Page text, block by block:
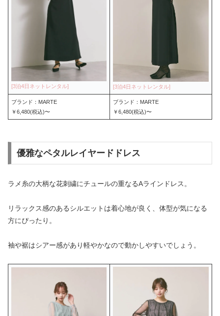
ブランド：MARTE
￥6,480(税込)〜
ブランド：MARTE
￥6,480(税込)〜
優雅なペタルレイヤードドレス
ラメ糸の大柄な花刺繍にチュールの重なるAラインドレス。
リラックス感のあるシルエットは着心地が良く、体型が気になる
方にぴったり。
袖や裾はシアー感があり軽やかなので動かしやすいでしょう。